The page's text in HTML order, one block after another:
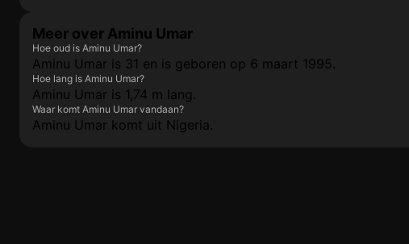
Meer over Aminu Umar
Hoe oud is Aminu Umar?
Aminu Umar is 31 en is geboren op 6 maart 1995.
Hoe lang is Aminu Umar?
Aminu Umar is 1,74 m lang.
Waar komt Aminu Umar vandaan?
Aminu Umar komt uit Nigeria.